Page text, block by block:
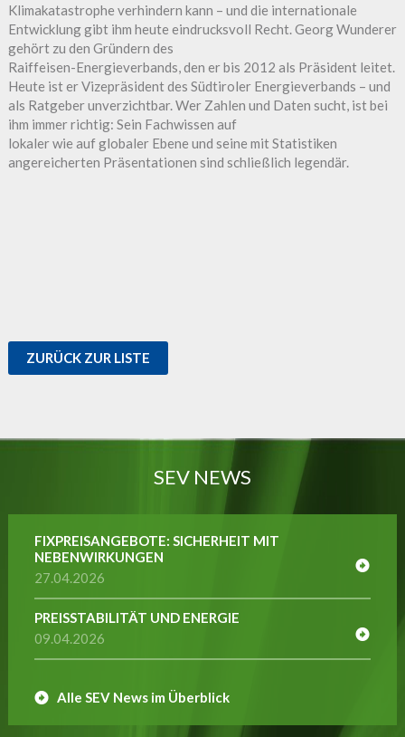
Klimakatastrophe verhindern kann – und die internationale
Entwicklung gibt ihm heute eindrucksvoll Recht. Georg Wunderer
gehört zu den Gründern des
Raiffeisen-Energieverbands, den er bis 2012 als Präsident leitet.
Heute ist er Vizepräsident des Südtiroler Energieverbands – und
als Ratgeber unverzichtbar. Wer Zahlen und Daten sucht, ist bei
ihm immer richtig: Sein Fachwissen auf
lokaler wie auf globaler Ebene und seine mit Statistiken
angereicherten Präsentationen sind schließlich legendär.
ZURÜCK ZUR LISTE
SEV NEWS
FIXPREISANGEBOTE: SICHERHEIT MIT
NEBENWIRKUNGEN
27.04.2026
PREISSTABILITÄT UND ENERGIE
09.04.2026
Alle SEV News im Überblick